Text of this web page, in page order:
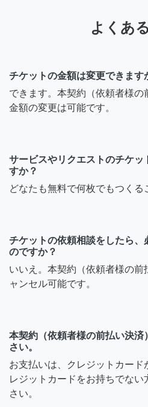
よくあ
チケットの金額は変更できます
できます。本契約（依頼者様の
金額の変更は可能です。
サービスやリクエストのチケッ
すか？
どなたも無料で何枚でもつくる
チケットの依頼相談をしたら
のですか？
いいえ。本契約（依頼者様の前
ャンセル可能です。
本契約（依頼者様の前払い決
さい。
お支払いは、クレジットカード
レジットカードをお持ちでな
さい。